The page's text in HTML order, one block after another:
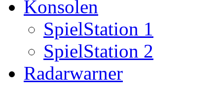
Konsolen
SpielStation 1
SpielStation 2
Radarwarner